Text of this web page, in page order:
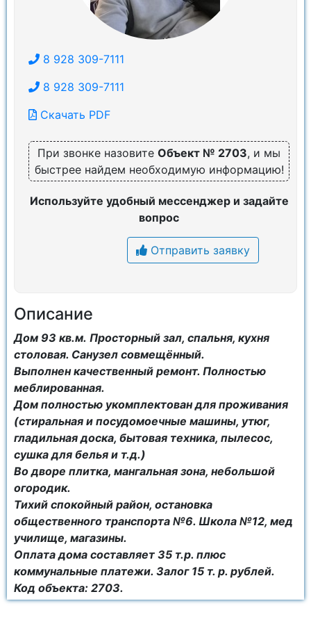
8 928 309-7111
8 928 309-7111
Скачать PDF
При звонке назовите Объект № 2703, и мы
быстрее найдем необходимую информацию!
Используйте удобный мессенджер и задайте
вопрос
Отправить заявку
Описание
Дом 93 кв.м. Просторный зал, спальня, кухня
столовая. Санузел совмещённый.
Выполнен качественный ремонт. Полностью
меблированная.
Дом полностью укомплектован для проживания
(стиральная и посудомоечные машины, утюг,
гладильная доска, бытовая техника, пылесос,
сушка для белья и т.д.)
Во дворе плитка, мангальная зона, небольшой
огородик.
Тихий спокойный район, остановка
общественного транспорта №6. Школа №12, мед
училище, магазины.
Оплата дома составляет 35 т.р. плюс
коммунальные платежи. Залог 15 т. р. рублей.
Код объекта: 2703.